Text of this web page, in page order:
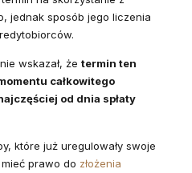
jednak sposób jego liczenia
wskazał, że termin ten
całkowitego
od dnia spłaty
które już uregulowały swoje
prawo do złożenia